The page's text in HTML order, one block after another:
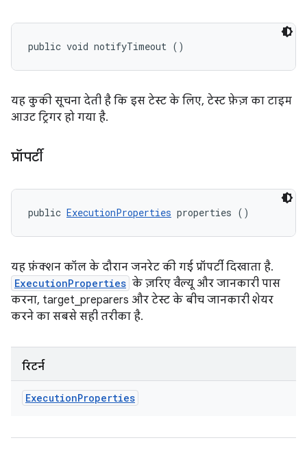
public void notifyTimeout ()
यह कुकी सूचना देती है कि इस टेस्ट के लिए, टेस्ट फ़ेज़ का टाइम
आउट ट्रिगर हो गया है.
प्रॉपर्टी
public ExecutionProperties properties ()
यह फ़ंक्शन कॉल के दौरान जनरेट की गई प्रॉपर्टी दिखाता है.
ExecutionProperties के ज़रिए वैल्यू और जानकारी पास
करना, target_preparers और टेस्ट के बीच जानकारी शेयर
करने का सबसे सही तरीका है.
रिटर्न
ExecutionProperties